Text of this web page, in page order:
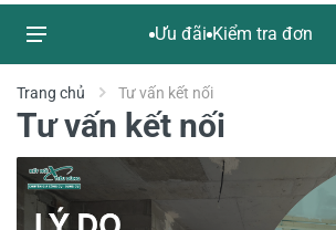
Ưu đãi Kiểm tra đơn
Trang chủ Tư vấn kết nối
Tư vấn kết nối